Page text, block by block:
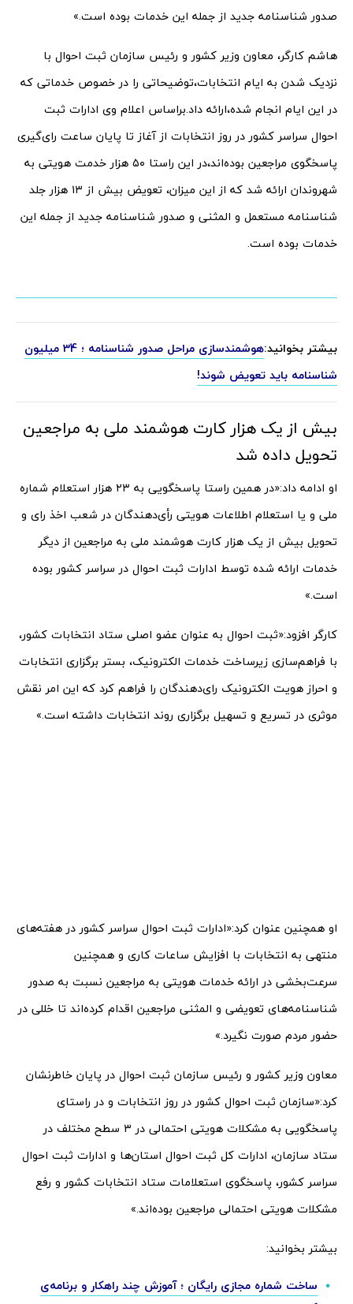
صدور شناسنامه جدید از جمله این خدمات بوده است.»
هاشم کارگر، معاون وزیر کشور و رئیس سازمان ثبت احوال با
نزدیک شدن به ایام انتخابات،توضیحاتی را در خصوص خدماتی که
در این ایام انجام شده،ارائه داد.براساس اعلام وی ادارات ثبت
احوال سراسر کشور در روز انتخابات از آغاز تا پایان ساعت رای‌گیری
پاسخگوی مراجعین بوده‌اند،در این راستا ۵۰ هزار خدمت هویتی به
شهروندان ارائه شد که از این میزان، تعویض بیش از ۱۳ هزار جلد
شناسنامه مستعمل و المثنی و صدور شناسنامه جدید از جمله این
خدمات بوده است.
بیشتر بخوانید:
هوشمندسازی مراحل صدور شناسنامه ؛ 34 میلیون
شناسنامه باید تعویض شوند!
بیش از یک هزار کارت هوشمند ملی به مراجعین
تحویل داده شد
او ادامه داد:«در همین راستا پاسخگویی به ۲۳ هزار استعلام شماره
ملی و یا استعلام اطلاعات هویتی رأی‌دهندگان در شعب اخذ رای و
تحویل بیش از یک هزار کارت هوشمند ملی به مراجعین از دیگر
خدمات ارائه شده توسط ادارات ثبت احوال در سراسر کشور بوده
است.»
کارگر افزود:«ثبت احوال به عنوان عضو اصلی ستاد انتخابات کشور،
با فراهم‌سازی زیرساخت خدمات الکترونیک، بستر برگزاری انتخابات
و احراز هویت الکترونیک رای‌دهندگان را فراهم کرد که این امر نقش
موثری در تسریع و تسهیل برگزاری روند انتخابات داشته است.»
او همچنین عنوان کرد:«ادارات ثبت احوال سراسر کشور در هفته‌های
منتهی به انتخابات با افزایش ساعات کاری و همچنین
سرعت‌بخشی در ارائه خدمات هویتی به مراجعین نسبت به صدور
شناسنامه‌های تعویضی و المثنی مراجعین اقدام کرده‌اند تا خللی در
حضور مردم صورت نگیرد.»
معاون وزیر کشور و رئیس سازمان ثبت احوال در پایان خاطرنشان
کرد:«سازمان ثبت احوال کشور در روز انتخابات و در راستای
پاسخگویی به مشکلات هویتی احتمالی در ۳ سطح مختلف در
ستاد سازمان، ادارات کل ثبت احوال استان‌ها و ادارات ثبت احوال
سراسر کشور، پاسخگوی استعلامات ستاد انتخابات کشور و رفع
مشکلات هویتی احتمالی مراجعین بوده‌اند.»
بیشتر بخوانید:
ساخت شماره مجازی رایگان ؛ آموزش چند راهکار و برنامه‌ی